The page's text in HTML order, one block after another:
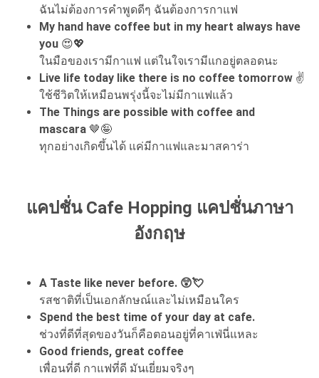
ฉันไม่ต้องการคำพูดดีๆ ฉันต้องการกาแฟ
My hand have coffee but in my heart always have
you 😍💖
ในมือของเรามีกาแฟ แต่ในใจเรามีแกอยู่ตลอดนะ
Live life today like there is no coffee tomorrow ✌️
ใช้ชีวิตให้เหมือนพรุ่งนี้จะไม่มีกาแฟแล้ว
The Things are possible with coffee and
mascara 🤎🤪
ทุกอย่างเกิดขึ้นได้ แค่มีกาแฟและมาสคาร่า
แคปชั่น Cafe Hopping แคปชั่นภาษา
อังกฤษ
A Taste like never before. 😲💘
รสชาติที่เป็นเอกลักษณ์และไม่เหมือนใคร
Spend the best time of your day at cafe.
ช่วงที่ดีที่สุดของวันก็คือตอนอยู่ที่คาเฟ่นี่แหละ
Good friends, great coffee
เพื่อนที่ดี กาแฟที่ดี มันเยี่ยมจริงๆ